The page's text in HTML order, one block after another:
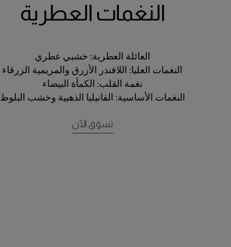
النغمات العطرية
العائلة العطرية: خشبي عطري
النغمات العليا:اللافندر الأزرق والمريمية الزرقاء
نغمة القلب: الكمأة البيضاء
النغمات الأساسية: الفانيليا الذهبية وخشب البلوط
تسوّق الآن